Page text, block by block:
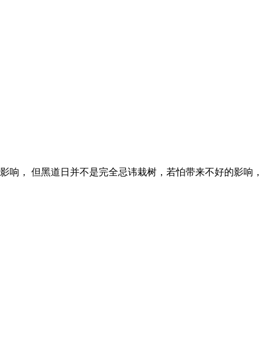
响， 但黑道日并不是完全忌讳栽树，若怕带来不好的影响，